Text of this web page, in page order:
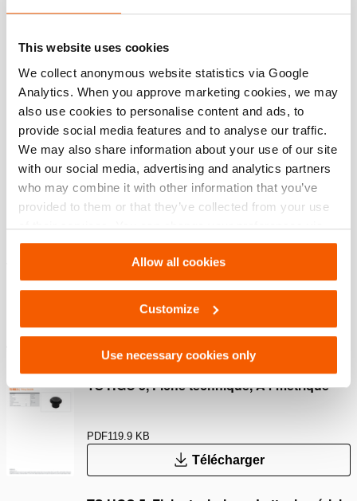
This website uses cookies
We collect anonymous website statistics via Google
Analytics. When you approve marketing cookies, we may
also use cookies to personalise content and ads, to
provide social media features and to analyse our traffic.
We may also share information about your use of our site
with our social media, advertising and analytics partners
who may combine it with other information that you’ve
provided to them or that they’ve collected from your use
of their services. You can change your preferences via
Settings. See ourcookiestatement.
Allow all cookies
Customize
Use necessary cookies only
Performance
Caractéristiques générales
Dimensions, poids et temperature
Caractéristiques
Pour charge suivant un angle maximal de 5°
Rainures antidérapantes
Téléchargements
TS HGC 5, Fiche technique, A4 métrique
PDF119.9 KB
Télécharger